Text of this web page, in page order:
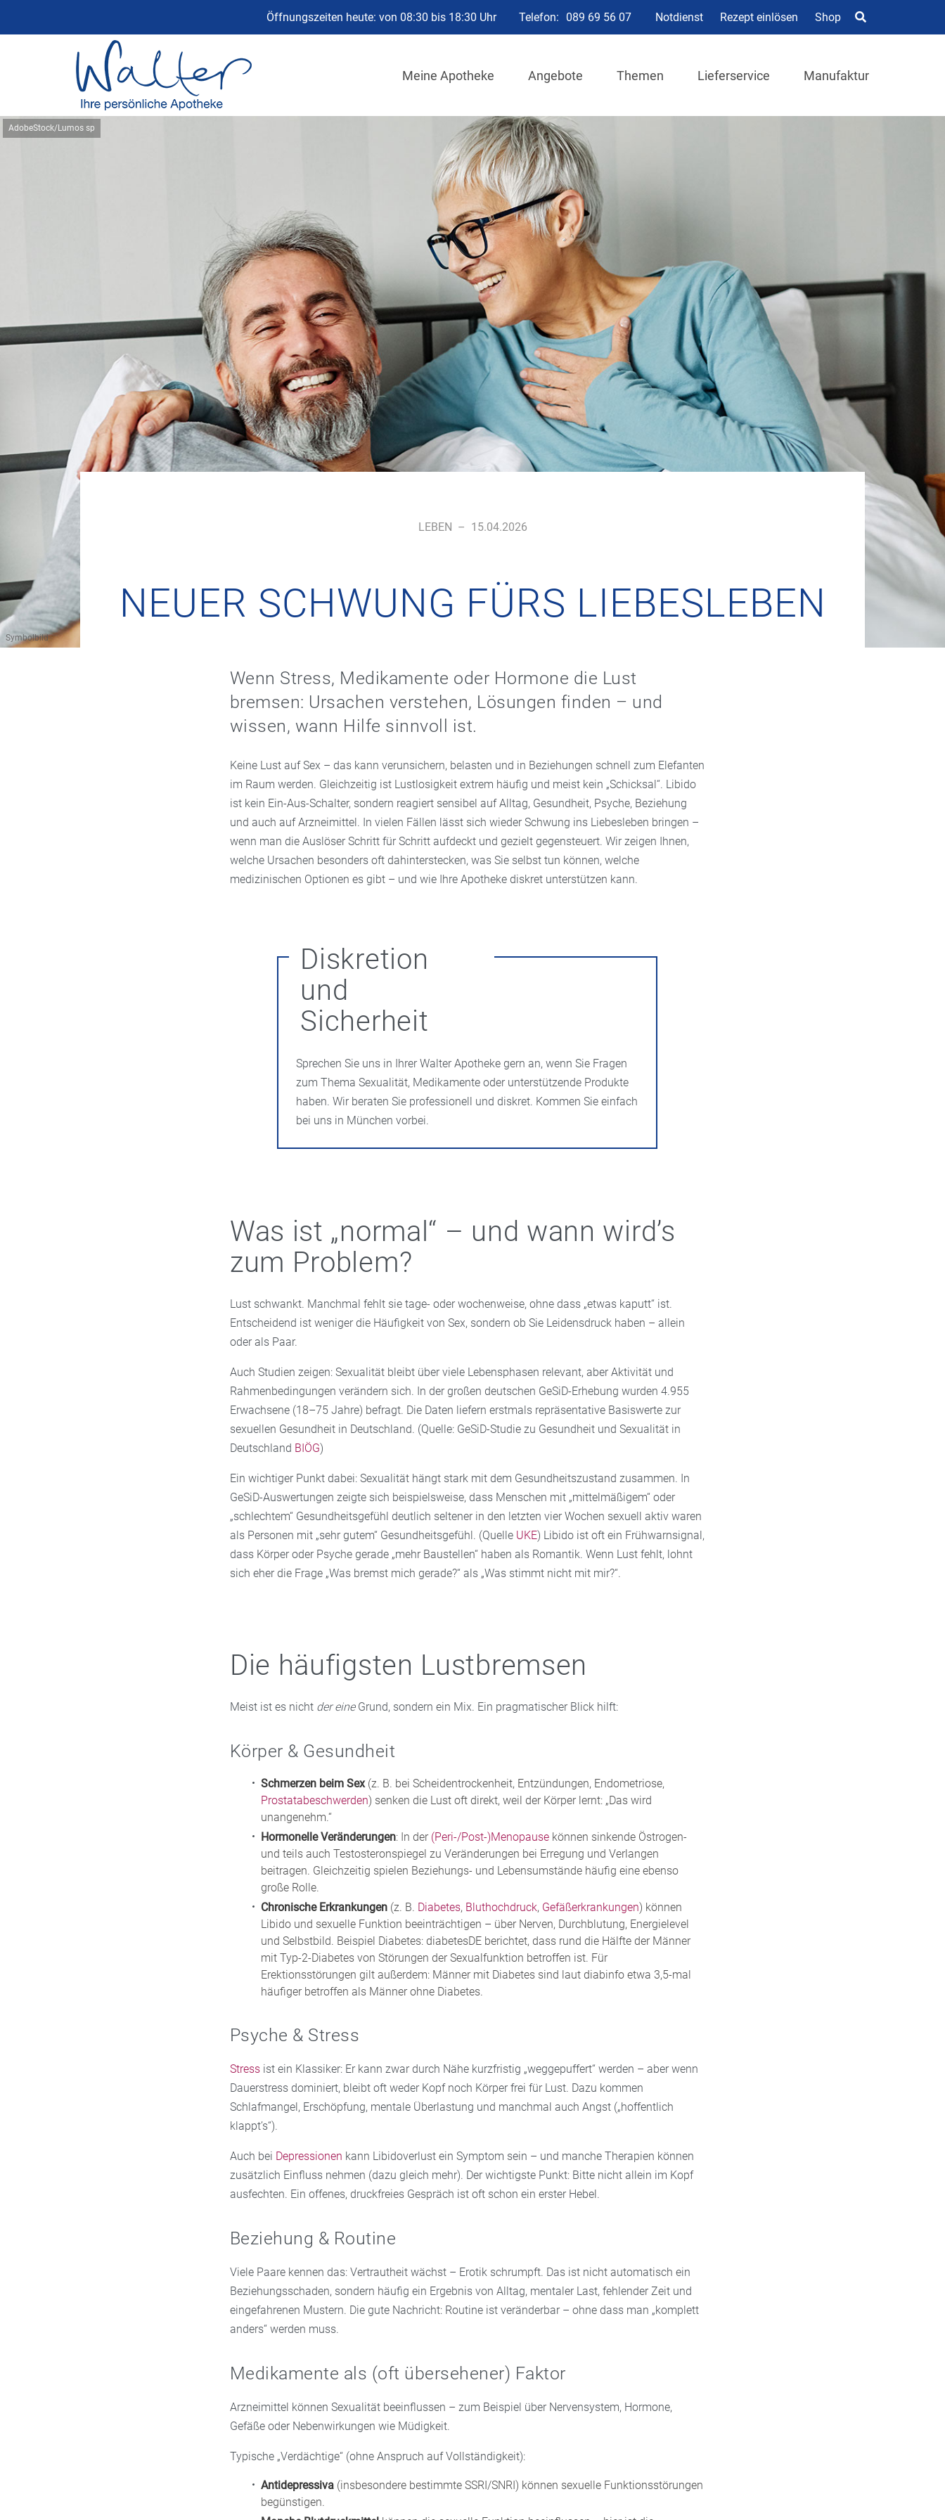
Öffnungszeiten heute: von 08:30 bis 18:30 Uhr Telefon: 089 69 56 07 Notdienst Rezept einlösen Shop
Meine Apotheke Angebote Themen Lieferservice Manufaktur
AdobeStock/Lumos sp
Symbolbild
LEBEN – 15.04.2026
NEUER SCHWUNG FÜRS LIEBESLEBEN
Wenn Stress, Medikamente oder Hormone die Lust
bremsen: Ursachen verstehen, Lösungen finden – und
wissen, wann Hilfe sinnvoll ist.
Keine Lust auf Sex – das kann verunsichern, belasten und in Beziehungen schnell zum Elefanten
im Raum werden. Gleichzeitig ist Lustlosigkeit extrem häufig und meist kein „Schicksal“. Libido
ist kein Ein-Aus-Schalter, sondern reagiert sensibel auf Alltag, Gesundheit, Psyche, Beziehung
und auch auf Arzneimittel. In vielen Fällen lässt sich wieder Schwung ins Liebesleben bringen –
wenn man die Auslöser Schritt für Schritt aufdeckt und gezielt gegensteuert. Wir zeigen Ihnen,
welche Ursachen besonders oft dahinterstecken, was Sie selbst tun können, welche
medizinischen Optionen es gibt – und wie Ihre Apotheke diskret unterstützen kann.
Diskretion
und
Sicherheit
Sprechen Sie uns in Ihrer Walter Apotheke gern an, wenn Sie Fragen
zum Thema Sexualität, Medikamente oder unterstützende Produkte
haben. Wir beraten Sie professionell und diskret. Kommen Sie einfach
bei uns in München vorbei.
Was ist „normal“ – und wann wird’s
zum Problem?
Lust schwankt. Manchmal fehlt sie tage- oder wochenweise, ohne dass „etwas kaputt“ ist.
Entscheidend ist weniger die Häufigkeit von Sex, sondern ob Sie Leidensdruck haben – allein
oder als Paar.
Auch Studien zeigen: Sexualität bleibt über viele Lebensphasen relevant, aber Aktivität und
Rahmenbedingungen verändern sich. In der großen deutschen GeSiD-Erhebung wurden 4.955
Erwachsene (18–75 Jahre) befragt. Die Daten liefern erstmals repräsentative Basiswerte zur
sexuellen Gesundheit in Deutschland. (Quelle: GeSiD-Studie zu Gesundheit und Sexualität in
Deutschland BIÖG)
Ein wichtiger Punkt dabei: Sexualität hängt stark mit dem Gesundheitszustand zusammen. In
GeSiD-Auswertungen zeigte sich beispielsweise, dass Menschen mit „mittelmäßigem“ oder
„schlechtem“ Gesundheitsgefühl deutlich seltener in den letzten vier Wochen sexuell aktiv waren
als Personen mit „sehr gutem“ Gesundheitsgefühl. (Quelle UKE) Libido ist oft ein Frühwarnsignal,
dass Körper oder Psyche gerade „mehr Baustellen“ haben als Romantik. Wenn Lust fehlt, lohnt
sich eher die Frage „Was bremst mich gerade?“ als „Was stimmt nicht mit mir?“.
Die häufigsten Lustbremsen
Meist ist es nicht der eineGrund, sondern ein Mix. Ein pragmatischer Blick hilft:
Körper & Gesundheit
Schmerzen beim Sex(z. B. bei Scheidentrockenheit, Entzündungen, Endometriose,
Prostatabeschwerden) senken die Lust oft direkt, weil der Körper lernt: „Das wird
unangenehm.“
Hormonelle Veränderungen: In der (Peri-/Post-)Menopausekönnen sinkende Östrogen-
und teils auch Testosteronspiegel zu Veränderungen bei Erregung und Verlangen
beitragen. Gleichzeitig spielen Beziehungs- und Lebensumstände häufig eine ebenso
große Rolle.
Chronische Erkrankungen(z. B. Diabetes, Bluthochdruck, Gefäßerkrankungen) können
Libido und sexuelle Funktion beeinträchtigen – über Nerven, Durchblutung, Energielevel
und Selbstbild. Beispiel Diabetes: diabetesDE berichtet, dass rund die Hälfte der Männer
mit Typ-2-Diabetes von Störungen der Sexualfunktion betroffen ist. Für
Erektionsstörungen gilt außerdem: Männer mit Diabetes sind laut diabinfo etwa 3,5-mal
häufiger betroffen als Männer ohne Diabetes.
Psyche & Stress
Stressist ein Klassiker: Er kann zwar durch Nähe kurzfristig „weggepuffert“ werden – aber wenn
Dauerstress dominiert, bleibt oft weder Kopf noch Körper frei für Lust. Dazu kommen
Schlafmangel, Erschöpfung, mentale Überlastung und manchmal auch Angst („hoffentlich
klappt’s“).
Auch bei Depressionen kann Libidoverlust ein Symptom sein – und manche Therapien können
zusätzlich Einfluss nehmen (dazu gleich mehr). Der wichtigste Punkt: Bitte nicht allein im Kopf
ausfechten. Ein offenes, druckfreies Gespräch ist oft schon ein erster Hebel.
Beziehung & Routine
Viele Paare kennen das: Vertrautheit wächst – Erotik schrumpft. Das ist nicht automatisch ein
Beziehungsschaden, sondern häufig ein Ergebnis von Alltag, mentaler Last, fehlender Zeit und
eingefahrenen Mustern. Die gute Nachricht: Routine ist veränderbar – ohne dass man „komplett
anders“ werden muss.
Medikamente als (oft übersehener) Faktor
Arzneimittel können Sexualität beeinflussen – zum Beispiel über Nervensystem, Hormone,
Gefäße oder Nebenwirkungen wie Müdigkeit.
Typische „Verdächtige“ (ohne Anspruch auf Vollständigkeit):
Antidepressiva(insbesondere bestimmte SSRI/SNRI) können sexuelle Funktionsstörungen
begünstigen.